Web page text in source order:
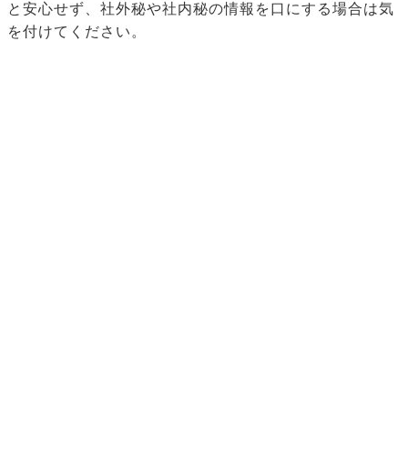
と安心せず、社外秘や社内秘の情報を口にする場合は気
を付けてください。